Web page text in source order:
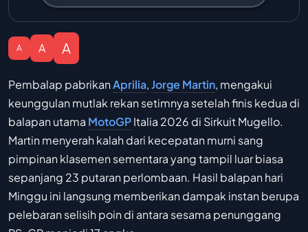
A A A
Pembalap pabrikanAprilia,Jorge Martin, mengakui
keunggulan mutlak rekan setimnya setelah finis kedua di
balapan utama MotoGPItalia 2026 di Sirkuit Mugello.
Martin menyerah kalah dari kecepatan murni sang
pimpinan klasemen sementara yang tampil luar biasa
sepanjang 23 putaran perlombaan. Hasil balapan hari
Minggu ini langsung memberikan dampak instan berupa
pelebaran selisih poin di antara sesama penunggang